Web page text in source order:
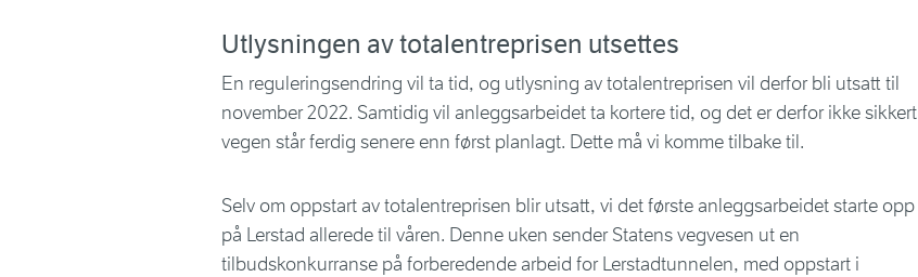
Utlysningen av totalentreprisen utsettes
En reguleringsendring vil ta tid, og utlysning av totalentreprisen vil derfor bli utsatt til
november 2022. Samtidig vil anleggsarbeidet ta kortere tid, og det er derfor ikke sikkert
vegen står ferdig senere enn først planlagt. Dette må vi komme tilbake til.
Selv om oppstart av totalentreprisen blir utsatt, vi det første anleggsarbeidet starte opp
på Lerstad allerede til våren. Denne uken sender Statens vegvesen ut en
tilbudskonkurranse på forberedende arbeid for Lerstadtunnelen, med oppstart i